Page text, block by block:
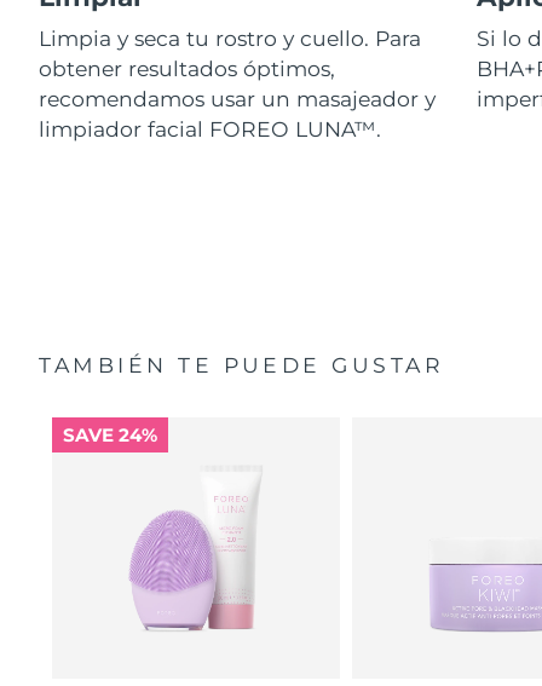
Limpia y seca tu rostro y cuello. Para
obtener resultados óptimos,
recomendamos usar un masajeador y
limpiador facial FOREO LUNA™.
Si lo
TAMBIÉN TE PUEDE GUSTAR
SAVE 24%